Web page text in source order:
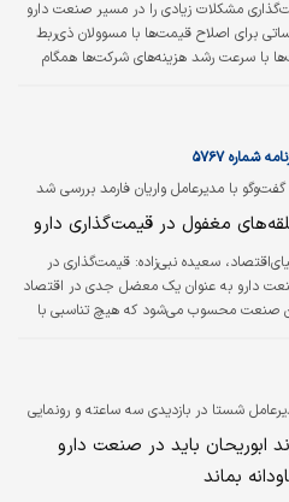
مشکلات زیادی را در مسیر صنعت دارو
برای اصلاح قیمت‌ها با مسوولان ذی‌ربط
با سرعت رشد هزینه‌‌‌های شرکت‌ها همگام
و... با سرعت بسیار زیادی رخ می‌دهد، اما
و از انتهای…
گفت‌وگو با مدیرعامل واریان فارمد بررسی شد
شماره ۵۷۶۷
مغفول در قیمت‌گذاری دارو
سعیده نبی‌زاده: قیمت‌گذاری در
دارو به عنوان یک معضل جدی در اقتصاد
صنعت محسوب می‌شود که هیچ تناسبی با
بود که اگر چنین پیش‌بینی درست باشد،
شد؛ به‌خصوص در حوزه داروهای خاص که
تکنولوژی‌های پیشرفته تولید و عرضه می‌شوند.
شستا در بازدیدی سه ساعته و رونمایی
محصولات دانش‌بنیان
ابوریحان باید در صنعت دارو
بماند